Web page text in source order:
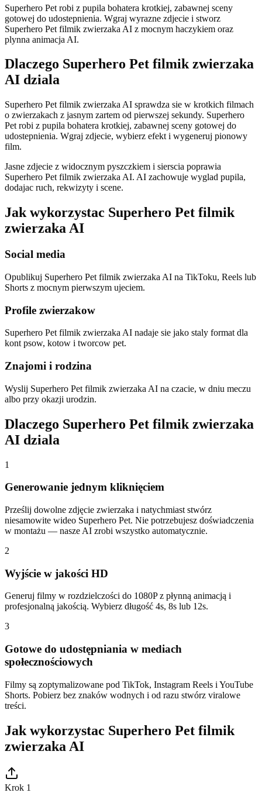
Superhero Pet robi z pupila bohatera krotkiej, zabawnej sceny
gotowej do udostepnienia. Wgraj wyrazne zdjecie i stworz
Superhero Pet filmik zwierzaka AI z mocnym haczykiem oraz
plynna animacja AI.
Dlaczego Superhero Pet filmik zwierzaka
AI dziala
Superhero Pet filmik zwierzaka AI sprawdza sie w krotkich filmach
o zwierzakach z jasnym zartem od pierwszej sekundy. Superhero
Pet robi z pupila bohatera krotkiej, zabawnej sceny gotowej do
udostepnienia. Wgraj zdjecie, wybierz efekt i wygeneruj pionowy
film.
Jasne zdjecie z widocznym pyszczkiem i sierscia poprawia
Superhero Pet filmik zwierzaka AI. AI zachowuje wyglad pupila,
dodajac ruch, rekwizyty i scene.
Jak wykorzystac Superhero Pet filmik
zwierzaka AI
Social media
Opublikuj Superhero Pet filmik zwierzaka AI na TikToku, Reels lub
Shorts z mocnym pierwszym ujeciem.
Profile zwierzakow
Superhero Pet filmik zwierzaka AI nadaje sie jako staly format dla
kont psow, kotow i tworcow pet.
Znajomi i rodzina
Wyslij Superhero Pet filmik zwierzaka AI na czacie, w dniu meczu
albo przy okazji urodzin.
Dlaczego Superhero Pet filmik zwierzaka
AI dziala
1
Generowanie jednym kliknięciem
Prześlij dowolne zdjęcie zwierzaka i natychmiast stwórz
niesamowite wideo Superhero Pet. Nie potrzebujesz doświadczenia
w montażu — nasze AI zrobi wszystko automatycznie.
2
Wyjście w jakości HD
Generuj filmy w rozdzielczości do 1080P z płynną animacją i
profesjonalną jakością. Wybierz długość 4s, 8s lub 12s.
3
Gotowe do udostępniania w mediach
społecznościowych
Filmy są zoptymalizowane pod TikTok, Instagram Reels i YouTube
Shorts. Pobierz bez znaków wodnych i od razu stwórz viralowe
treści.
Jak wykorzystac Superhero Pet filmik
zwierzaka AI
Krok 1